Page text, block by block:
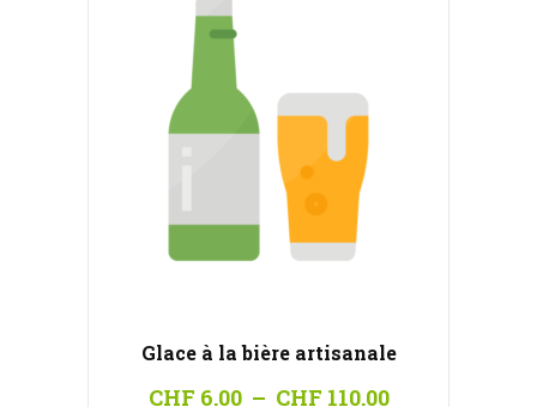
Glace à la bière artisanale
CHF 6.00 – CHF 110.00Plage